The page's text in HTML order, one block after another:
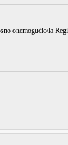
onemogućio/la